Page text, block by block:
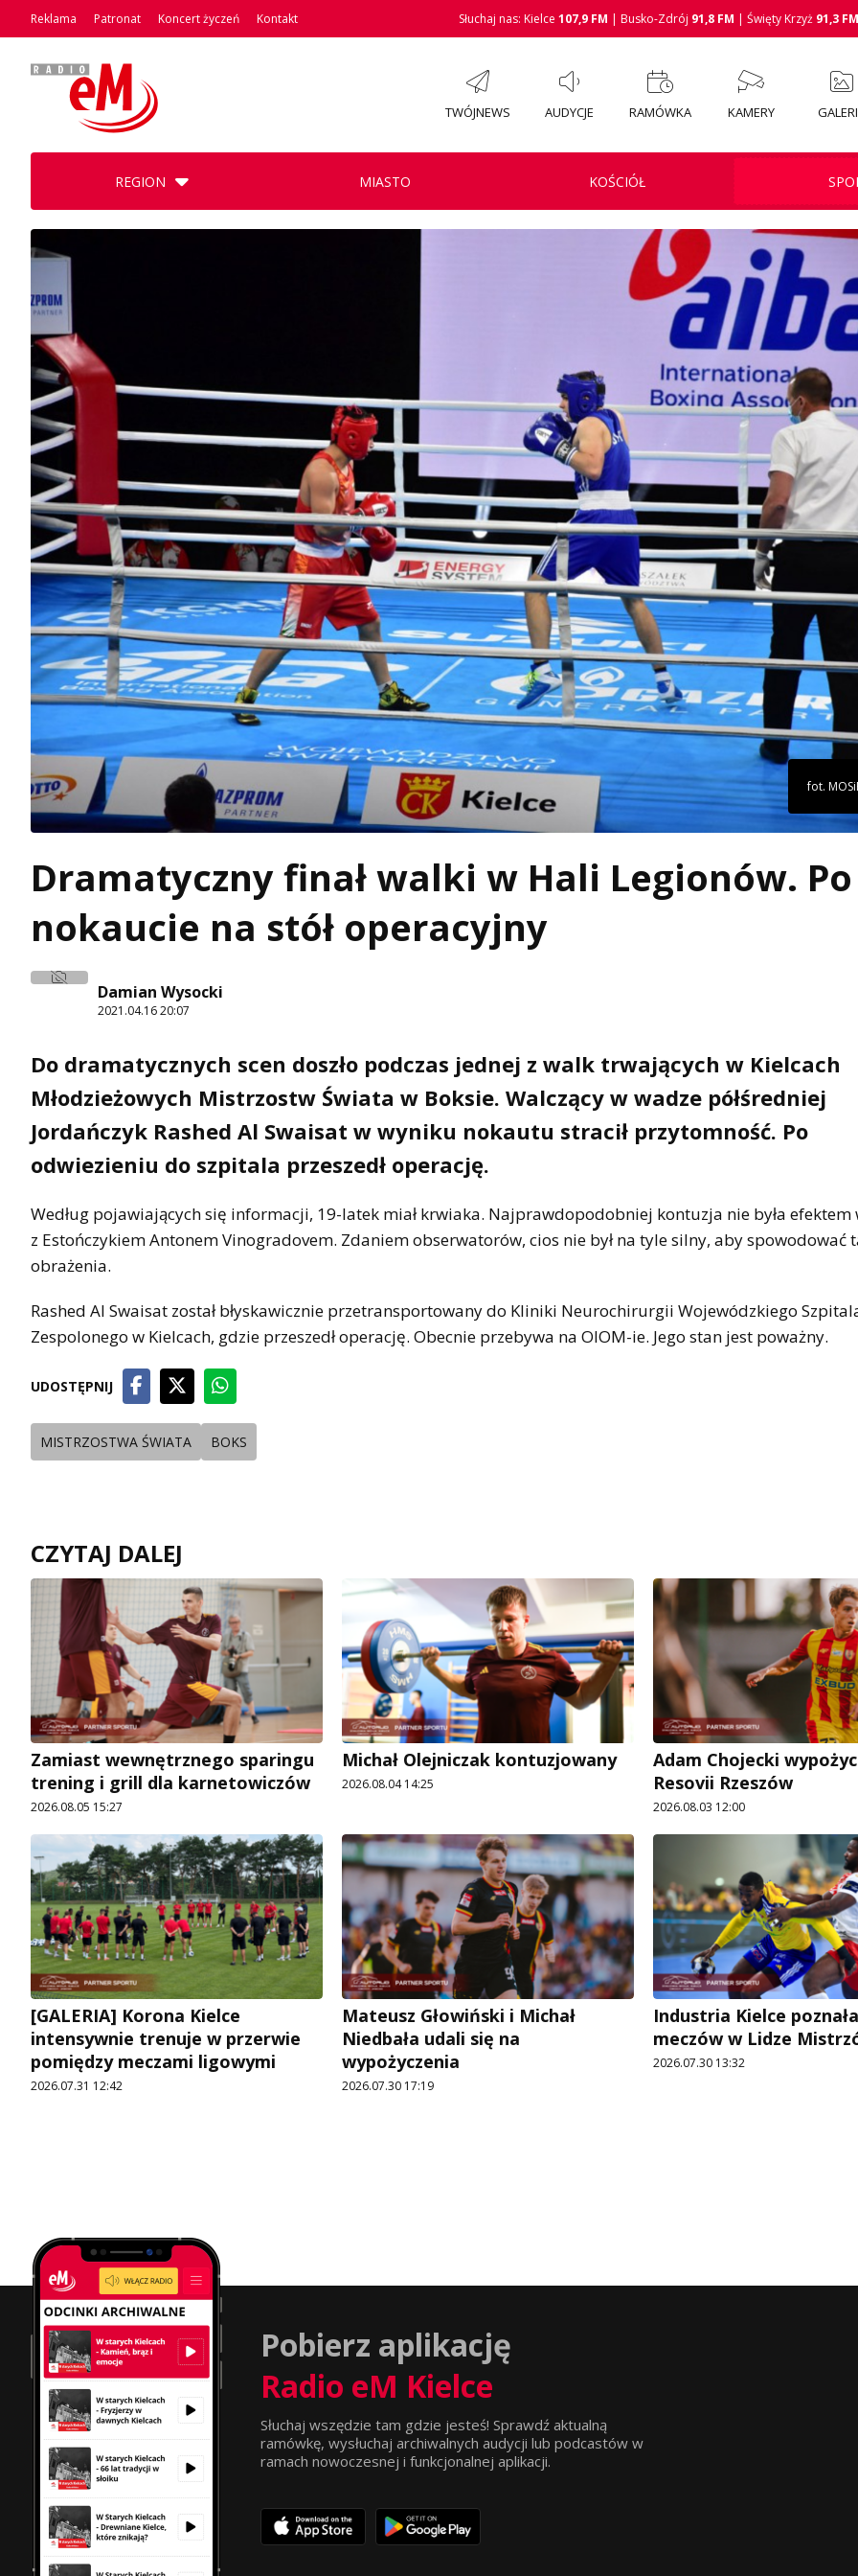
Reklama Patronat Koncert życzeń Kontakt Słuchaj nas: Kielce 107,9 FM | Busko-Zdrój 91,8 FM | Święty Krzyż 91,3 FM
TWÓJNEWS AUDYCJE RAMÓWKA KAMERY
REGION MIASTO KOŚCIÓŁ
fot.
Dramatyczny finał walki w Hali Legionów. Po
nokaucie na stół operacyjny
Damian Wysocki
2021.04.16 20:07
Do dramatycznych scen doszło podczas jednej z walk trwających w Kielcach
Młodzieżowych Mistrzostw Świata w Boksie. Walczący w wadze półśredniej
Jordańczyk Rashed Al Swaisat w wyniku nokautu stracił przytomność. Po
odwiezieniu do szpitala przeszedł operację.
Według pojawiających się informacji, 19-latek miał krwiaka. Najprawdopodobniej kontuzja nie była efektem
z Estończykiem Antonem Vinogradovem. Zdaniem obserwatorów, cios nie był na tyle silny, aby spowodować
obrażenia.
Rashed Al Swaisat został błyskawicznie przetransportowany do Kliniki Neurochirurgii Wojewódzkiego
Zespolonego w Kielcach, gdzie przeszedł operację. Obecnie przebywa na OIOM-ie. Jego stan jest poważny.
UDOSTĘPNIJ
MISTRZOSTWA ŚWIATA BOKS
CZYTAJ DALEJ
Zamiast wewnętrznego sparingu
trening i grill dla karnetowiczów
2026.08.05 15:27
Michał Olejniczak kontuzjowany
2026.08.04 14:25
Adam Chojecki
Resovii Rzeszów
2026.08.03 12:00
[GALERIA] Korona Kielce
intensywnie trenuje w przerwie
pomiędzy meczami ligowymi
2026.07.31 12:42
Mateusz Głowiński i Michał
Niedbała udali się na
wypożyczenia
2026.07.30 17:19
Industria Kielce
meczów w Lidze
2026.07.30 13:32
Pobierz aplikację
Radio eM Kielce
Słuchaj wszędzie tam gdzie jesteś! Sprawdź aktualną
ramówkę, wysłuchaj archiwalnych audycji lub podcastów w
ramach nowoczesnej i funkcjonalnej aplikacji.